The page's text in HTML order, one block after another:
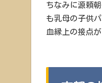
ちなみに源頼
も乳母の子供
血縁上の接点